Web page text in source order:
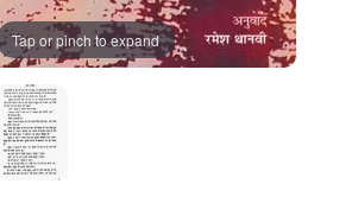
Tap or pinch to expand